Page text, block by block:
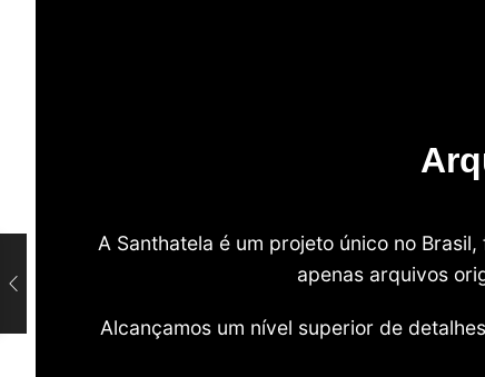
A Santhatela é um projeto único no
apenas arquivos
Alcançamos um nível superior de